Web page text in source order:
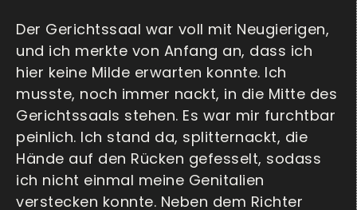
Der Gerichtssaal war voll mit Neugierigen,
und ich merkte von Anfang an, dass ich
hier keine Milde erwarten konnte. Ich
musste, noch immer nackt, in die Mitte des
Gerichtssaals stehen. Es war mir furchtbar
peinlich. Ich stand da, splitternackt, die
Hände auf den Rücken gefesselt, sodass
ich nicht einmal meine Genitalien
verstecken konnte. Neben dem Richter